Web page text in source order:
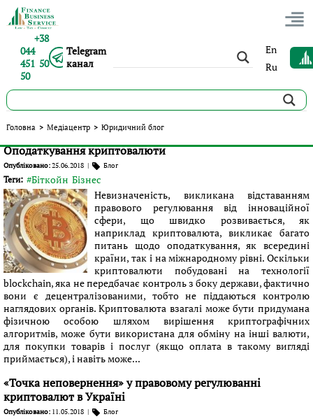
+38
044
451 50
50
Telegram
канал
En
Ru
Головна > Медіацентр > Юридичний блог
Блог юриста за тегом #Біткойн
Оподаткування криптовалюти
Опубліковано:25.06.2018 | Блог
Теги: #Біткойн Бізнес
Невизначеність, викликана відставанням
правового регулювання від інноваційної
сфери, що швидко розвивається, як
наприклад криптовалюта, викликає багато
питань щодо оподаткування, як всередині
країни, так і на міжнародному рівні. Оскільки
криптовалюти побудовані на технології
blockchain, яка не передбачає контроль з боку держави, фактично
вони є децентралізованими, тобто не піддаються контролю
наглядових органів. Криптовалюта взагалі може бути придумана
фізичною особою шляхом вирішення криптографічних
алгоритмів, може бути використана для обміну на інші валюти,
для покупки товарів і послуг (якщо оплата в такому вигляді
приймається), і навіть може...
«Точка неповернення» у правовому регулюванні
криптовалют в Україні
Опубліковано: 11.05.2018 | Блог